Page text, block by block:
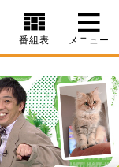
番組表 メニュー